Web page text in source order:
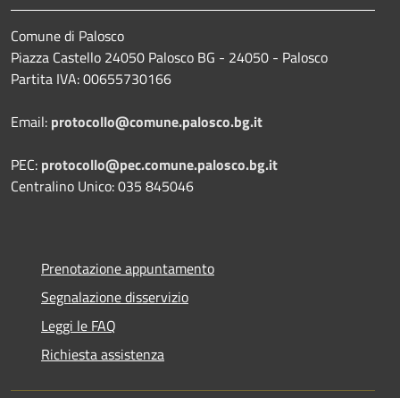
Comune di Palosco
Piazza Castello 24050 Palosco BG - 24050 - Palosco
Partita IVA: 00655730166
Email: protocollo@comune.palosco.bg.it
PEC: protocollo@pec.comune.palosco.bg.it
Centralino Unico: 035 845046
Prenotazione appuntamento
Segnalazione disservizio
Leggi le FAQ
Richiesta assistenza